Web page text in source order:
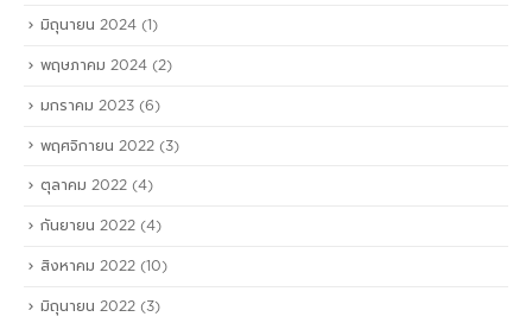
มิถุนายน 2024 (1)
พฤษภาคม 2024 (2)
มกราคม 2023 (6)
พฤศจิกายน 2022 (3)
ตุลาคม 2022 (4)
กันยายน 2022 (4)
สิงหาคม 2022 (10)
มิถุนายน 2022 (3)